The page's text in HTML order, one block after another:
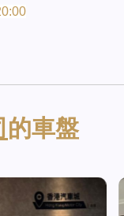
的車盤